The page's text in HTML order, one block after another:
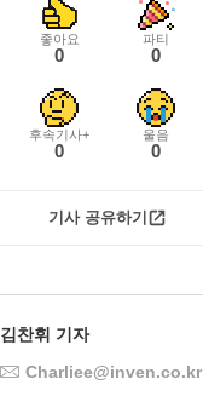
좋아요
0
파티
0
후속기사+
0
울음
0
기사 공유하기
김찬휘 기자
Charliee@inven.co.kr